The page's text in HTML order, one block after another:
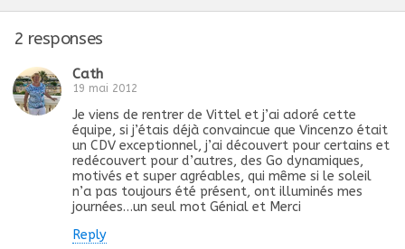
2 responses
Cath
19 mai 2012
Je viens de rentrer de Vittel et j’ai adoré cette
équipe, si j’étais déjà convaincue que Vincenzo était
un CDV exceptionnel, j’ai découvert pour certains et
redécouvert pour d’autres, des Go dynamiques,
motivés et super agréables, qui même si le soleil
n’a pas toujours été présent, ont illuminés mes
journées…un seul mot Génial et Merci
Reply